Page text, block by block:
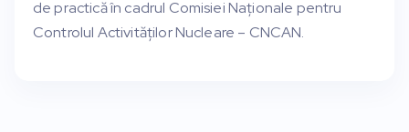
de practică în cadrul Comisiei Naționale pentru
Controlul Activităților Nucleare – CNCAN.